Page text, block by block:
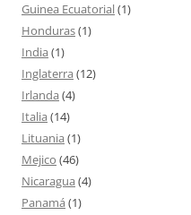
Guinea Ecuatorial(1)
Honduras(1)
India (1)
Inglaterra (12)
Irlanda (4)
Italia (14)
Lituania (1)
Mejico (46)
Nicaragua (4)
Panamá (1)